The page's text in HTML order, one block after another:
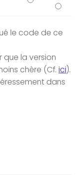
le code de ce
que la version
chère (Cf. ici).
dans